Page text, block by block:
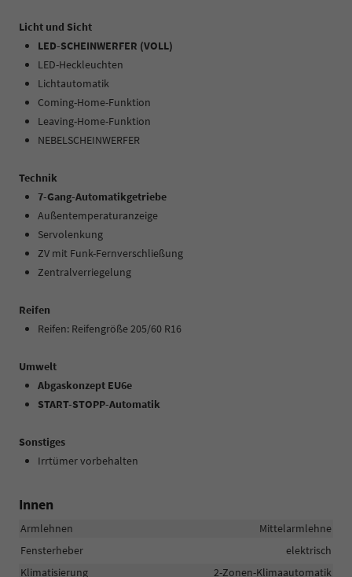
Licht und Sicht
LED-SCHEINWERFER (VOLL)
LED-Heckleuchten
Lichtautomatik
Coming-Home-Funktion
Leaving-Home-Funktion
NEBELSCHEINWERFER
Technik
7-Gang-Automatikgetriebe
Außentemperaturanzeige
Servolenkung
ZV mit Funk-Fernverschließung
Zentralverriegelung
Reifen
Reifen: Reifengröße 205/60 R16
Umwelt
Abgaskonzept EU6e
START-STOPP-Automatik
Sonstiges
Irrtümer vorbehalten
Innen
Armlehnen
Mittelarmlehne
Fensterheber
elektrisch
Klimatisierung
2-Zonen-Klimaautomatik